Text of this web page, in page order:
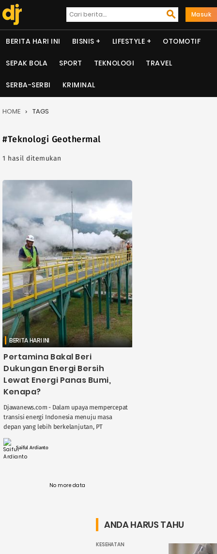
Masuk
BERITA HARI INI BISNIS LIFESTYLE OTOMOTIF
SEPAK BOLA SPORT TEKNOLOGI TRAVEL
SERBA-SERBI KRIMINAL
HOME TAGS
#Teknologi Geothermal
1 hasil ditemukan
BERITA HARI INI
Pertamina Bakal Beri
Dukungan Energi Bersih
Lewat Energi Panas Bumi,
Kenapa?
Djawanews.com - Dalam upaya mempercepat
transisi energi Indonesia menuju masa
depan yang lebih berkelanjutan, PT
pengembangan energi baru dan terbarukan
(EBT), dengan ....
Saiful Ardianto
No more data
ANDA HARUS TAHU
KESEHATAN